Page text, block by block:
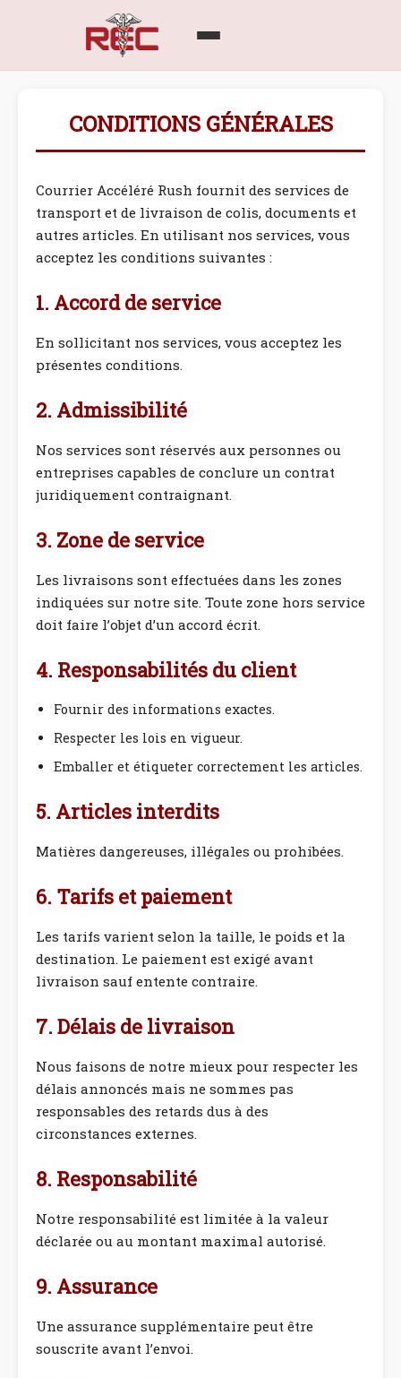
CONDITIONS GÉNÉRALES
Courrier Accéléré Rush fournit des services de
transport et de livraison de colis, documents et
autres articles. En utilisant nos services, vous
acceptez les conditions suivantes :
1. Accord de service
En sollicitant nos services, vous acceptez les
présentes conditions.
2. Admissibilité
Nos services sont réservés aux personnes ou
entreprises capables de conclure un contrat
juridiquement contraignant.
3. Zone de service
Les livraisons sont effectuées dans les zones
indiquées sur notre site. Toute zone hors service
doit faire l’objet d’un accord écrit.
4. Responsabilités du client
Fournir des informations exactes.
Respecter les lois en vigueur.
Emballer et étiqueter correctement les articles.
5. Articles interdits
Matières dangereuses, illégales ou prohibées.
6. Tarifs et paiement
Les tarifs varient selon la taille, le poids et la
destination. Le paiement est exigé avant
livraison sauf entente contraire.
7. Délais de livraison
Nous faisons de notre mieux pour respecter les
délais annoncés mais ne sommes pas
responsables des retards dus à des
circonstances externes.
8. Responsabilité
Notre responsabilité est limitée à la valeur
déclarée ou au montant maximal autorisé.
9. Assurance
Une assurance supplémentaire peut être
souscrite avant l’envoi.